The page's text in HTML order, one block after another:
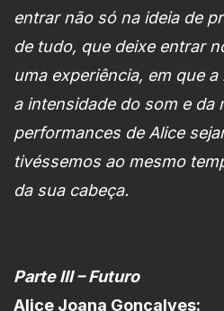
entrar não só na ideia de
de tudo, que deixe entrar
uma experiência, em que
a intensidade do som e da
performances de Alice
tivéssemos ao mesmo
da sua cabeça.
Parte III – Futuro
Alice Joana Gonçalves: